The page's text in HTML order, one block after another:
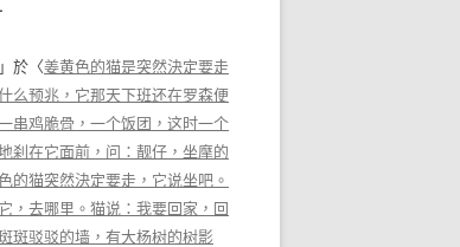
」於〈姜黄色的猫是突然決定要走
么预兆，它那天下班还在罗森便
串鸡脆骨，一个饭团，这时一个
刹在它面前，问：靓仔，坐摩的
的猫突然決定要走，它说坐吧。
，去哪里。猫说：我要回家，回
斑驳驳的墙，有大杨树的树影